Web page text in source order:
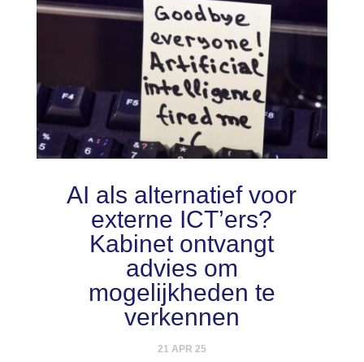
AI als alternatief voor
externe ICT’ers?
Kabinet ontvangt
advies om
mogelijkheden te
verkennen
21 APR 25